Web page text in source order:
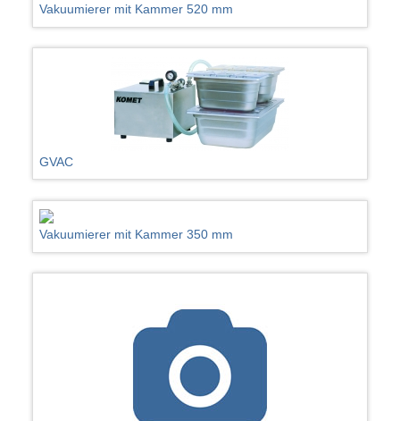
Vakuumierer mit Kammer 520 mm
GVAC
Vakuumierer mit Kammer 350 mm